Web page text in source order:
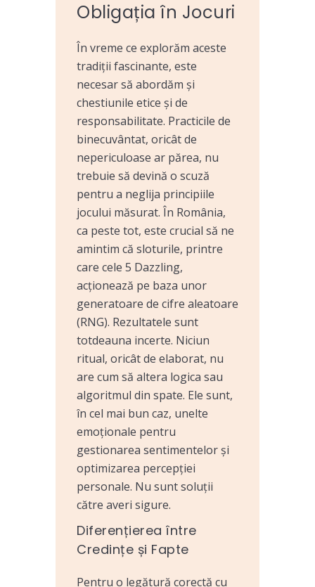
Obligația în Jocuri
În vreme ce explorăm aceste
tradiții fascinante, este
necesar să abordăm și
chestiunile etice și de
responsabilitate. Practicile de
binecuvântat, oricât de
nepericuloase ar părea, nu
trebuie să devină o scuză
pentru a neglija principiile
jocului măsurat. În România,
ca peste tot, este crucial să ne
amintim că sloturile, printre
care cele 5 Dazzling,
acționează pe baza unor
generatoare de cifre aleatoare
(RNG). Rezultatele sunt
totdeauna incerte. Niciun
ritual, oricât de elaborat, nu
are cum să altera logica sau
algoritmul din spate. Ele sunt,
în cel mai bun caz, unelte
emoționale pentru
gestionarea sentimentelor și
optimizarea percepției
personale. Nu sunt soluții
către averi sigure.
Diferențierea între
Credințe și Fapte
Pentru o legătură corectă cu